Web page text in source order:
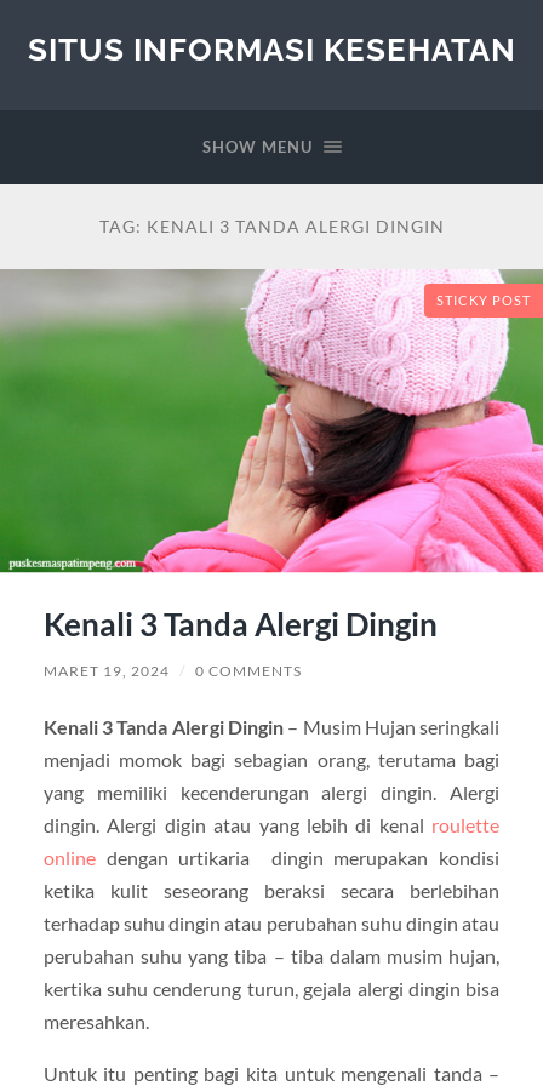
SITUS INFORMASI KESEHATAN
SHOW MENU
TAG: KENALI 3 TANDA ALERGI DINGIN
STICKY POST
Kenali 3 Tanda Alergi Dingin
MARET 19, 2024 / 0 COMMENTS
Kenali 3 Tanda Alergi Dingin – Musim Hujan seringkali
menjadi momok bagi sebagian orang, terutama bagi
yang memiliki kecenderungan alergi dingin. Alergi
dingin. Alergi digin atau yang lebih di kenal roulette
onlinedengan urtikaria dingin merupakan kondisi
ketika kulit seseorang beraksi secara berlebihan
terhadap suhu dingin atau perubahan suhu dingin atau
perubahan suhu yang tiba – tiba dalam musim hujan,
kertika suhu cenderung turun, gejala alergi dingin bisa
meresahkan.
Untuk itu penting bagi kita untuk mengenali tanda –